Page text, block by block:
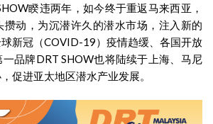
睽违两年，如今终于重返马来西亚，
动，为沉潜许久的潜水市场，注入新的
新冠（COVID-19）疫情趋缓、各国开放
品牌DRT SHOW也将陆续于上海、马尼
促进亚太地区潜水产业发展。